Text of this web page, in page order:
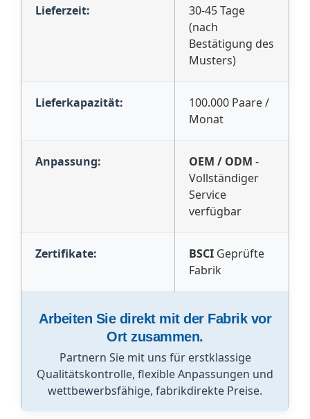
Lieferzeit:
30-45 Tage
(nach
Bestätigung des
Musters)
Lieferkapazität:
100.000 Paare /
Monat
Anpassung: OEM / ODM -
Vollständiger
Service
verfügbar
Zertifikate: BSCI Geprüfte
Fabrik
Arbeiten Sie direkt mit der Fabrik vor
Ort zusammen.
Partnern Sie mit uns für erstklassige
Qualitätskontrolle, flexible Anpassungen und
wettbewerbsfähige, fabrikdirekte Preise.